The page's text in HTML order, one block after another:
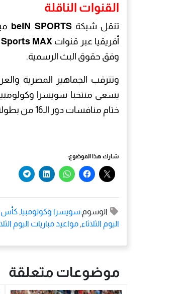
القنوات الناقلة
تنقل شبكةbeIN SPORTS
أفريقيا عبر قنوات Sports MAX
وفق حقوق البث الرسمية.
وتترقب الجماهير المصرية
يسعى منتخبا سويسرا وكولومبيا
ختام منافسات دور الـ16 من بطولة كأس العالم 2026.
شارك هذا الموضوع:
الوسوم:سويسرا وكولومبيا, كأس
اليوم الثلاثاء, مواعيد مباريات اليوم
موضوعات متعلقة